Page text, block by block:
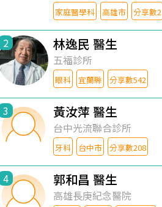
家庭醫學科 高雄市 分享數2
2 林逸民 醫生
五福診所
眼科 宜蘭縣 分享數542
3 黃汝萍 醫生
台中光流聯合診所
牙科 台中市 分享數208
4 郭和昌 醫生
高雄長庚紀念醫院